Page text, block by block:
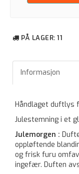
PÅ LAGER: 11
Informasjon
Håndlaget duftlys
Julestemning i et
Julemorgen :
oppløftende
og frisk furu
ingefær. Duften